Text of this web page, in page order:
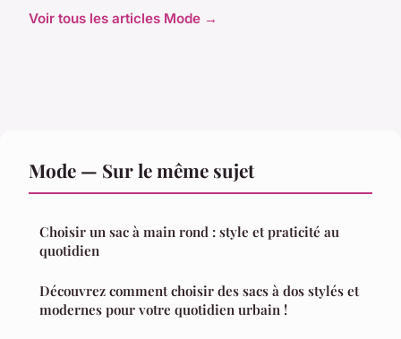
Voir tous les articles Mode →
Mode — Sur le même sujet
Choisir un sac à main rond : style et praticité au
quotidien
Découvrez comment choisir des sacs à dos stylés et
modernes pour votre quotidien urbain !